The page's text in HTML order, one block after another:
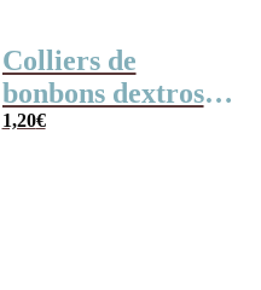
Colliers de
bonbons dextrose
x2
1,20€